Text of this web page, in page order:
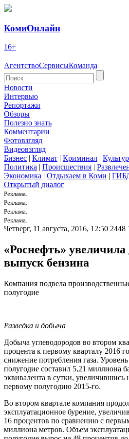
КомиОнлайн
16+
АгентствоСервисыКоманда
Новости
Интервью
Репортажи
Обзоры
Полезно знать
Комментарии
Фотовзгляд
Видеовзгляд
Бизнес | Климат | Криминал |
Политика | Происшествия |
Экономика | Отдыхаем в Коми |
Открытый диалог
Реклама.
Реклама.
Реклама.
Реклама.
Четверг, 11 августа, 2016, 12:50 2448
«Роснефть»
выпуск бензина
Компания подвела
полугодие
Разведка и добыча
Добыча углеводородов во втором
процента к первому кварталу 2016
снижение потребления газа.
полугодие составил 5,21 миллиона
эквивалента в сутки, увеличившись
первому полугодию 2015-го.
Во втором квартале компания
эксплуатационное бурение,
16 процентов по сравнению с
миллиона метров. Объем